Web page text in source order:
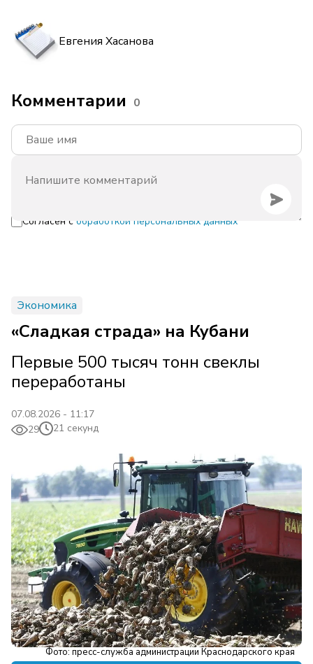
Евгения Хасанова
Комментарии 0
Согласен с обработкой персональных данных
Экономика
«Сладкая страда» на Кубани
Первые 500 тысяч тонн свеклы
переработаны
07.08.2026 - 11:17
29
21 секунд
Фото: пресс-служба администрации Краснодарского края